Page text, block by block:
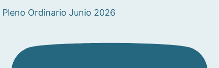
Pleno Ordinario Junio 2026